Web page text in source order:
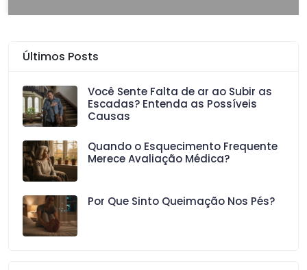
Últimos Posts
Você Sente Falta de ar ao Subir as
Escadas? Entenda as Possíveis
Causas
Quando o Esquecimento Frequente
Merece Avaliação Médica?
Por Que Sinto Queimação Nos Pés?